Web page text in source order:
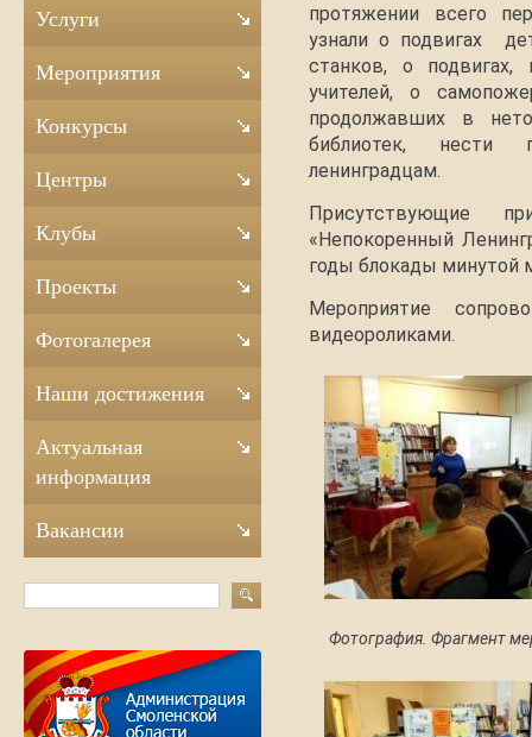
протяжении всего
узнали о подвигах
станков, о
учителей, о
продолжавших в
библиотек, нести
ленинградцам.
Присутствующие
«Непокоренный
годы блокады минутой
Мероприятие
видеороликами.
Фотография. Фрагмент
Услуги
Мероприятия
Конкурсы
Центры
Клубы
Проекты
Фотогалерея
Наши достижения
Актуальная
информация
Вакансии